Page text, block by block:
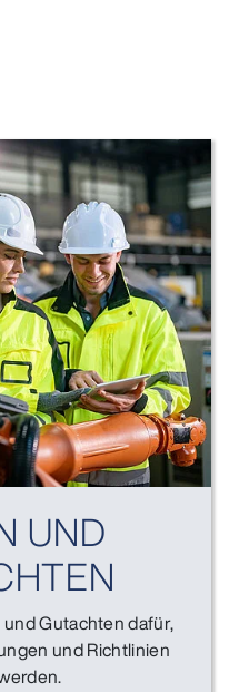
UND
Gutachten dafür,
und Richtlinien